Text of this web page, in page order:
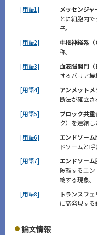
[用語1] メッセンジャ
とに細胞内
子。
[用語2]
中枢神経系（
称。
[用語3]
血液脳関門（
するバリア機
[用語4]
アンメットメ
断法が確立さ
[用語5]
ブロック共重
ク）を連結し
[用語6]
エンドソーム
ドソームと
[用語7]
エンドソーム
隔離するエ
綻する現象。
[用語8]
トランスフ
に高発現する
論文情報